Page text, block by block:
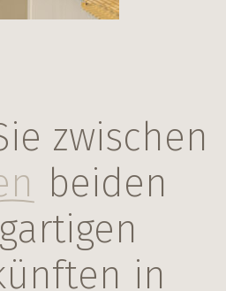
zwischen
beiden
in